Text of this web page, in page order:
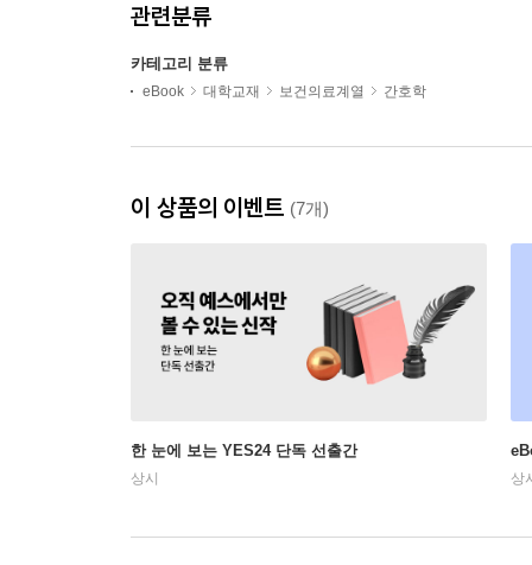
관련분류
카테고리 분류
eBook 대학교재 보건의료계열 간호학
이 상품의 이벤트 (7개)
한 눈에 보는 YES24 단독 선출간
상시 상